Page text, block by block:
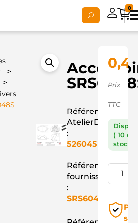
0
>
>
Référence
AtelierD
:
526045
Référence
fournisseur
:
SRS6048S
Prix
TTC
( 10 en
stock )